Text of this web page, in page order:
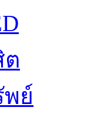
ต
ย์